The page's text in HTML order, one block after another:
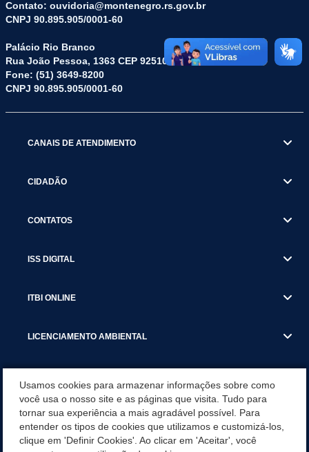
Contato: ouvidoria@montenegro.rs.gov.br
CNPJ 90.895.905/0001-60
Palácio Rio Branco
Rua João Pessoa, 1363 CEP 92510-045
Fone: (51) 3649-8200
CNPJ 90.895.905/0001-60
CANAIS DE ATENDIMENTO
CIDADÃO
CONTATOS
ISS DIGITAL
ITBI ONLINE
LICENCIAMENTO AMBIENTAL
SERVIÇOS
Usamos cookies para armazenar informações sobre como
você usa o nosso site e as páginas que visita. Tudo para
tornar sua experiência a mais agradável possível. Para
entender os tipos de cookies que utilizamos e customizá-los,
clique em 'Definir Cookies'. Ao clicar em 'Aceitar', você